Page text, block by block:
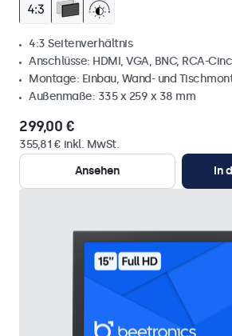
4:3 Seitenverhältnis
Anschlüsse: HDMI, VGA, BNC, RCA-
Montage: Einbau, Wand- und
Außenmaße: 335 x 259 x 38 mm
299,00 €
355,81 € inkl. MwSt.
Ansehen
In